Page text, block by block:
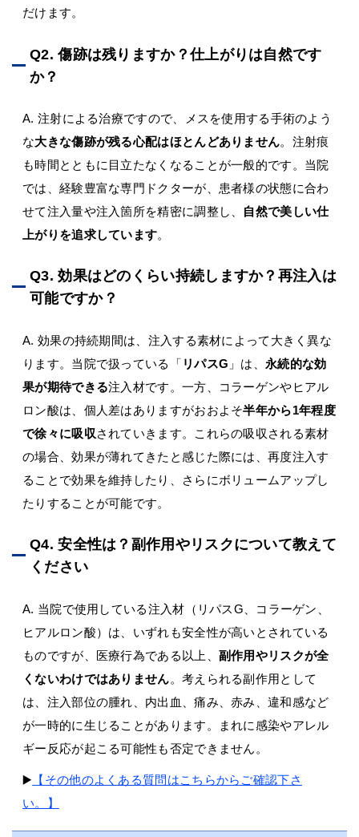
だけます。
Q2. 傷跡は残りますか？仕上がりは自然です
か？
A. 注射による治療ですので、メスを使用する手術のよう
な大きな傷跡が残る心配はほとんどありません。注射痕
も時間とともに目立たなくなることが一般的です。当院
では、経験豊富な専門ドクターが、患者様の状態に合わ
せて注入量や注入箇所を精密に調整し、 自然で美しい仕
上がりを追求しています。
Q3. 効果はどのくらい持続しますか？再注入は
可能ですか？
A. 効果の持続期間は、注入する素材によって大きく異な
ります。当院で扱っている「 リパスG 」は、永続的な効
果が期待できる注入材です。一方、コラーゲンやヒアル
ロン酸は、個人差はありますがおおよそ半年から1年程度
で徐々に吸収されていきます。これらの吸収される素材
の場合、効果が薄れてきたと感じた際には、再度注入す
ることで効果を維持したり、さらにボリュームアップし
たりすることが可能です。
Q4. 安全性は？副作用やリスクについて教えて
ください
A. 当院で使用している注入材（リパスG、コラーゲン、
ヒアルロン酸）は、いずれも安全性が高いとされている
ものですが、医療行為である以上、 副作用やリスクが全
くないわけではありません。考えられる副作用として
は、注入部位の腫れ、内出血、痛み、赤み、違和感など
が一時的に生じることがあります。まれに感染やアレル
ギー反応が起こる可能性も否定できません。
▶️ 【その他のよくある質問はこちらからご確認下さ
い。】